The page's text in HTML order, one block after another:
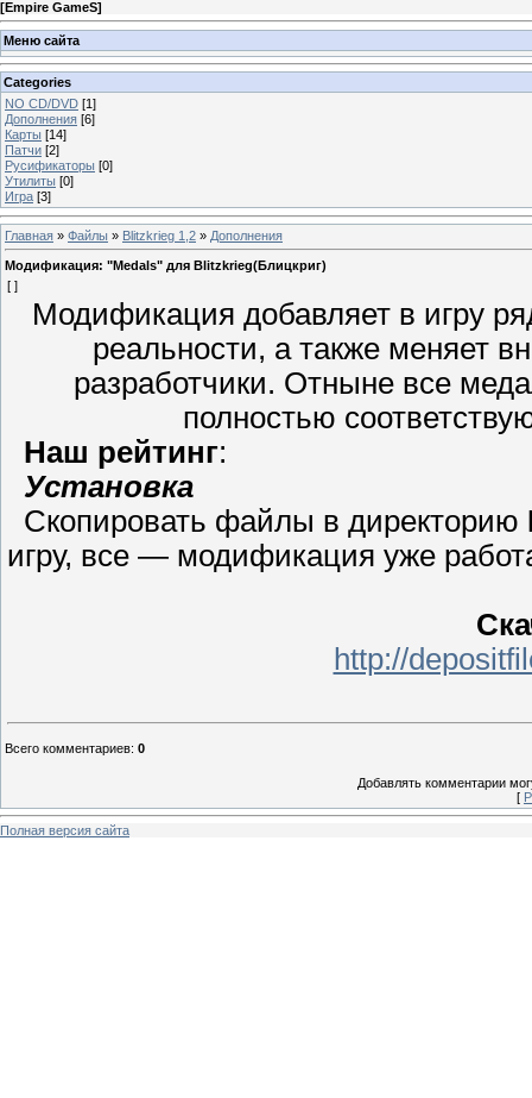
[Empire GameS]
Меню сайта
Categories
NO CD/DVD [1]
Дополнения [6]
Карты [14]
Патчи [2]
Русификаторы [0]
Утилиты [0]
Игра [3]
Главная » Файлы » Blitzkrieg 1,2 » Дополнения
Модификация: "Medals" для Blitzkrieg(Блицкриг)
[ ]
Модификация добавляет в игру
реальности, а также меняет
разработчики. Отныне все
полностью
Наш рейтинг:
Установка
Скопировать файлы в директорию
игру, все — модификация уже
http://
Всего комментариев: 0
Добавлять комментарии
[
Полная версия сайта